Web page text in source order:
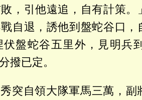
，引他遠追，自有計策。
戰自退，誘他到盤蛇谷口
盤蛇谷五里外，見明兵
撥已定。
突自領大隊軍馬三萬，副